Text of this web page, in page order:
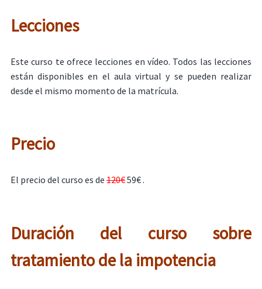
Lecciones
Este curso te ofrece lecciones en vídeo. Todos las lecciones
están disponibles en el aula virtual y se pueden realizar
desde el mismo momento de la matrícula.
Precio
El precio del curso es de 120€59€ .
Duración del curso sobre
tratamiento de la impotencia